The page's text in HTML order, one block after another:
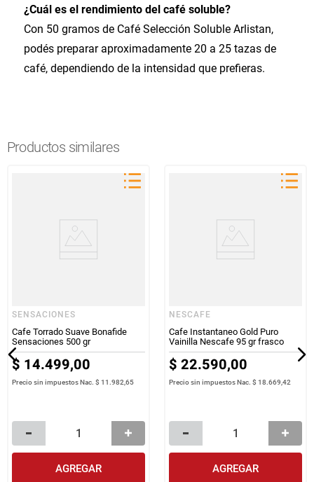
¿Cuál es el rendimiento del café soluble?
Con 50 gramos de Café Selección Soluble Arlistan,
podés preparar aproximadamente 20 a 25 tazas de
café, dependiendo de la intensidad que prefieras.
Productos similares
SENSACIONES
Cafe Torrado Suave Bonafide
Sensaciones 500 gr
$ 14.499,00
Precio sin impuestos Nac. $ 11.982,65
AGREGAR
NESCAFE
Cafe Instantaneo Gold Puro
Vainilla Nescafe 95 gr frasco
$ 22.590,00
Precio sin impuestos Nac. $ 18.669,42
AGREGAR